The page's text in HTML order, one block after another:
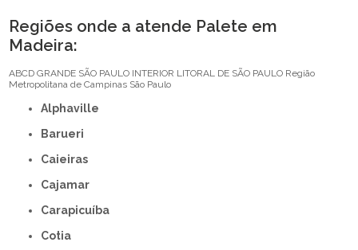
Regiões onde a atende Palete em
Madeira:
ABCD GRANDE SÃO PAULO INTERIOR LITORAL DE SÃO PAULO Região
Metropolitana de Campinas São Paulo
Alphaville
Barueri
Caieiras
Cajamar
Carapicuíba
Cotia